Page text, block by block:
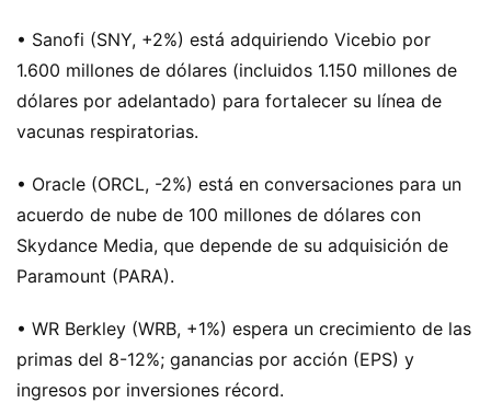
• Sanofi (SNY, +2%) está adquiriendo Vicebio por
1.600 millones de dólares (incluidos 1.150 millones de
dólares por adelantado) para fortalecer su línea de
vacunas respiratorias.
• Oracle (ORCL, -2%) está en conversaciones para un
acuerdo de nube de 100 millones de dólares con
Skydance Media, que depende de su adquisición de
Paramount (PARA).
• WR Berkley (WRB, +1%) espera un crecimiento de las
primas del 8-12%; ganancias por acción (EPS) y
ingresos por inversiones récord.